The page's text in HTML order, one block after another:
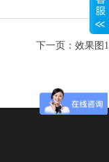
下一页： 效果图1